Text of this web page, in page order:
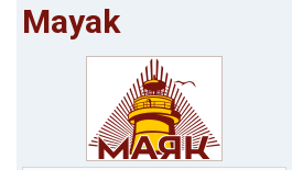
Mayak